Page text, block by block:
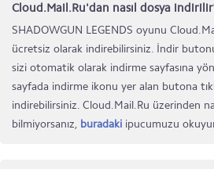
Cloud.Mail.Ru'dan nasıl dosya
SHADOWGUN LEGENDS oyunu
ücretsiz olarak indirebilirsiniz. İndir
sizi otomatik olarak indirme sayfasına
sayfada indirme ikonu yer alan butona
indirebilirsiniz. Cloud.Mail.Ru üzerinden
bilmiyorsanız, buradaki ipucumuzu